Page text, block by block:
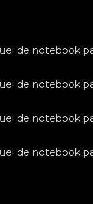
de notebook
de notebook
de notebook
de notebook